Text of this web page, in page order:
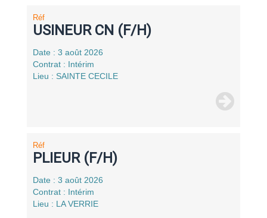
Réf
USINEUR CN (F/H)
Date : 3 août 2026
Contrat : Intérim
Lieu : SAINTE CECILE
Réf
PLIEUR (F/H)
Date : 3 août 2026
Contrat : Intérim
Lieu : LA VERRIE